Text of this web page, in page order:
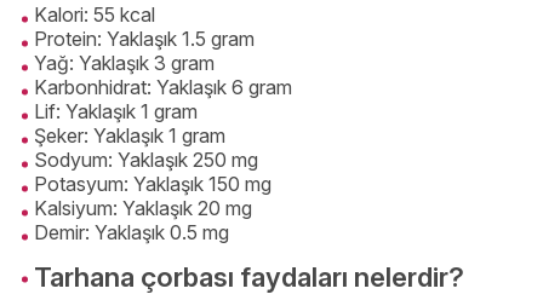
Kalori: 55 kcal
Protein: Yaklaşık 1.5 gram
Yağ: Yaklaşık 3 gram
Karbonhidrat: Yaklaşık 6 gram
Lif: Yaklaşık 1 gram
Şeker: Yaklaşık 1 gram
Sodyum: Yaklaşık 250 mg
Potasyum: Yaklaşık 150 mg
Kalsiyum: Yaklaşık 20 mg
Demir: Yaklaşık 0.5 mg
Tarhana çorbası faydaları nelerdir?